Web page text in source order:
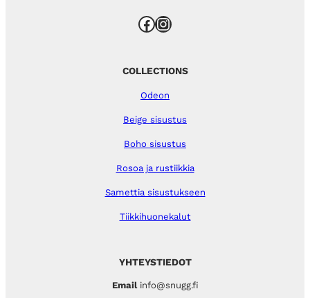
Facebook Instagram
YHTEYSTIEDOT
Emailinfo@snugg.fi
COLLECTIONS
Odeon
Beige sisustus
Boho sisustus
Rosoa ja rustiikkia
Samettia sisustukseen
Tiikkihuonekalut